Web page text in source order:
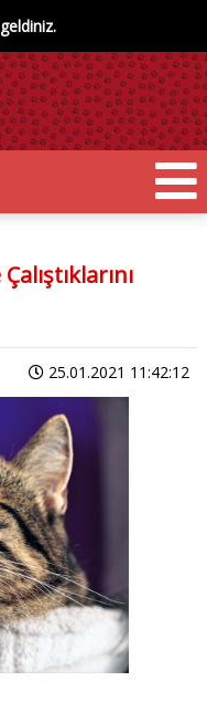
25.01.2021 11:42:12